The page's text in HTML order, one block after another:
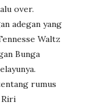
over.
adegan yang
Waltz
Bunga
rumus
Riri